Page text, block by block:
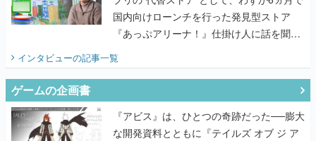
国内向けローンチを行った発見型ストア
『あっぷアリーナ！』仕掛け人に話を聞い
てみた
インタビューの記事一覧
ゲームの企画書
『アビス』は、ひとつの奇跡だった──膨大
な開発資料とともに『テイルズ オブ ジ ア